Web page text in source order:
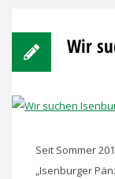
Wir
Seit Sommer
„Isenburger